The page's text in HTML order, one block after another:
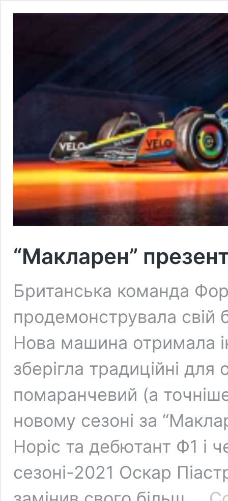
“Макларен”
Британська команда
продемонструвала свій
Нова машина отримала
зберігла традиційні для
помаранчевий (а
новому сезоні за
Норіс та дебютант Ф1 і
сезоні-2021 Оскар